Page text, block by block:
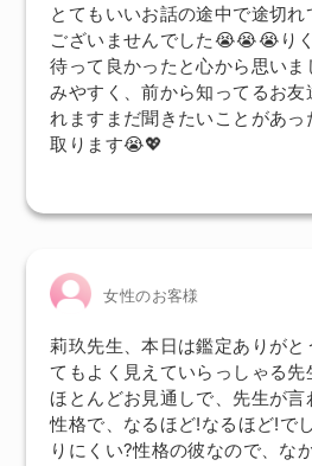
とてもいいお話の途中で途切
ございませんでした😭😭😭り
待って良かったと心から思いま
みやすく、前から知ってるお友
れますまだ聞きたいことがあ
取ります😭💖
女性のお客様
莉玖先生、本日は鑑定ありがと
てもよく見えていらっしゃる先
ほとんどお見通しで、先生が
性格で、なるほど!なるほど!で
りにくい?性格の彼なので、な